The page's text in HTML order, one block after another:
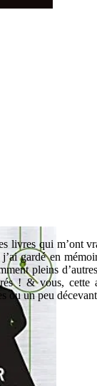
livres qui m’ont
gardé en
pleins
! & vous, cette
ou un peu